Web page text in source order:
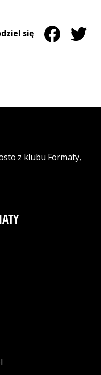
się Udostępnij na
StronaStrona
z klubu Formaty,